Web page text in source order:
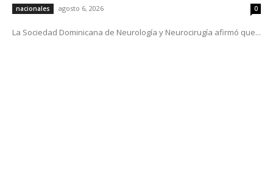
nacionales agosto 6, 2026 0
La Sociedad Dominicana de Neurología y Neurocirugía afirmó que...